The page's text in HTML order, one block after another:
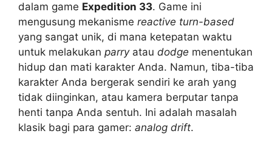
dalam game Expedition 33. Game ini
mengusung mekanisme reactive turn-based
yang sangat unik, di mana ketepatan waktu
untuk melakukan parryatau dodge menentukan
hidup dan mati karakter Anda. Namun, tiba-tiba
karakter Anda bergerak sendiri ke arah yang
tidak diinginkan, atau kamera berputar tanpa
henti tanpa Anda sentuh. Ini adalah masalah
klasik bagi para gamer: analog drift.